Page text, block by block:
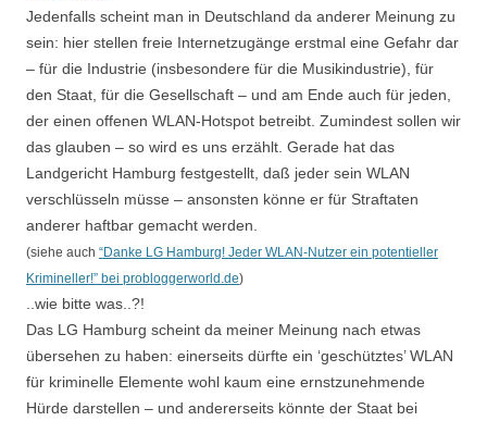
Jedenfalls scheint man in Deutschland da anderer Meinung zu
sein: hier stellen freie Internetzugänge erstmal eine Gefahr dar
– für die Industrie (insbesondere für die Musikindustrie), für
den Staat, für die Gesellschaft – und am Ende auch für jeden,
der einen offenen WLAN-Hotspot betreibt. Zumindest sollen wir
das glauben – so wird es uns erzählt. Gerade hat das
Landgericht Hamburg festgestellt, daß jeder sein WLAN
verschlüsseln müsse – ansonsten könne er für Straftaten
anderer haftbar gemacht werden.
(siehe auch “Danke LG Hamburg! Jeder WLAN-Nutzer ein potentieller
Krimineller!” bei probloggerworld.de)
..wie bitte was..?!
Das LG Hamburg scheint da meiner Meinung nach etwas
übersehen zu haben: einerseits dürfte ein ‘geschütztes’ WLAN
für kriminelle Elemente wohl kaum eine ernstzunehmende
Hürde darstellen – und andererseits könnte der Staat bei